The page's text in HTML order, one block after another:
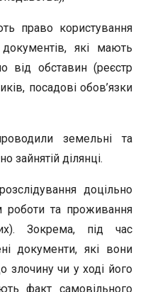
право користування
які мають
від обставин (реєстр
посадові обов’язки
земельні та
зайнятій ділянці.
доцільно
та проживання
Зокрема, під час
документи, які вони
злочину чи у ході його
факт самовільного